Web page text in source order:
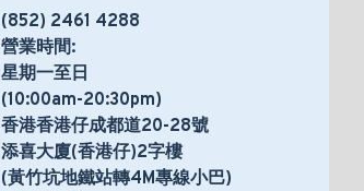
(852) 2461 4288
營業時間:
星期一至日
(10:00am-20:30pm)
香港香港仔成都道20-28號
添喜大廈(香港仔)2字樓
(黃竹坑地鐵站轉4M專線小巴)